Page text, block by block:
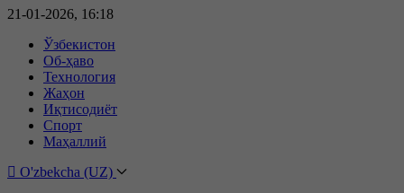
21-01-2026, 16:18
Ўзбекистон
Об-ҳаво
Технология
Жаҳон
Иқтисодиёт
Спорт
Маҳаллий
O'zbekcha (UZ)